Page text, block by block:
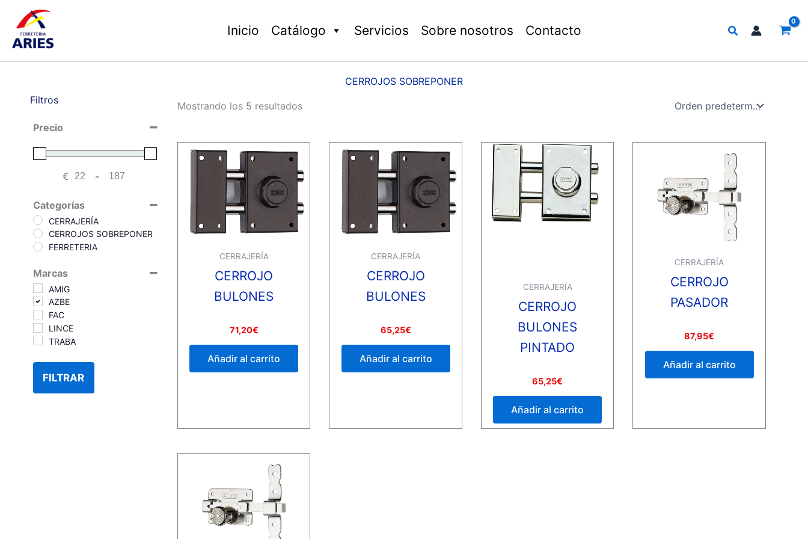
contenido
Inicio Catálogo Servicios Sobre nosotros Contacto Buscar
CERROJOS SOBREPONER
Filtros
Precio
€ Minimum Price
-Maximum Price
Categorías
CERRAJERÍA
CERROJOS SOBREPONER
FERRETERIA
Marcas
AMIG
AZBE
FAC
LINCE
TRABA
FILTRAR
Mostrando los 5 resultados
CERRAJERÍA
CERROJO
BULONES
0
71,20€
Añadir al carrito
CERRAJERÍA
CERROJO
BULONES
Valorado
0
65,25€
Añadir al carrito
CERRAJERÍA
CERROJO
BULONES
PINTADO
Valorado
0
65,25€
Añadir al carrito
CERRAJERÍA
CERROJO
PASADOR
0
87,95€
Añadir al carrito